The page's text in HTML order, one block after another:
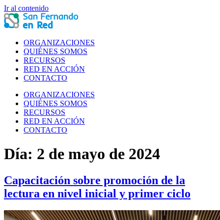
Ir al contenido
ORGANIZACIONES
QUIÉNES SOMOS
RECURSOS
RED EN ACCIÓN
CONTACTO
ORGANIZACIONES
QUIÉNES SOMOS
RECURSOS
RED EN ACCIÓN
CONTACTO
Día: 2 de mayo de 2024
Capacitación sobre promoción de la
lectura en nivel inicial y primer ciclo